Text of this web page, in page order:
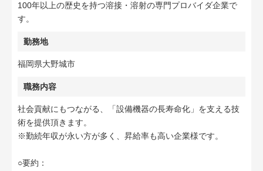
100年以上の歴史を持つ溶接・溶射の専門プロバイダ企業で
す。
勤務地
福岡県大野城市
職務内容
社会貢献にもつながる、「設備機器の長寿命化」を支える技
術を提供頂きます。
※勤続年収が永い方が多く、昇給率も高い企業様です。
○要約：